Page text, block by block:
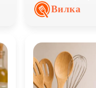
сладость
Вилка